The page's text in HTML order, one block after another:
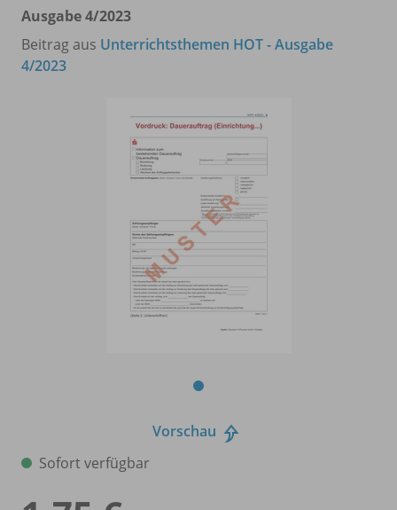
Ausgabe 4/2023
Beitrag aus Unterrichtsthemen HOT - Ausgabe
4/2023
Vorschau
Sofort verfügbar